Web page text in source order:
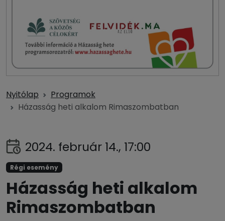
Nyitólap
Programok
Házasság heti alkalom Rimaszombatban
2024. február 14., 17:00
Régi esemény
Házasság heti alkalom
Rimaszombatban